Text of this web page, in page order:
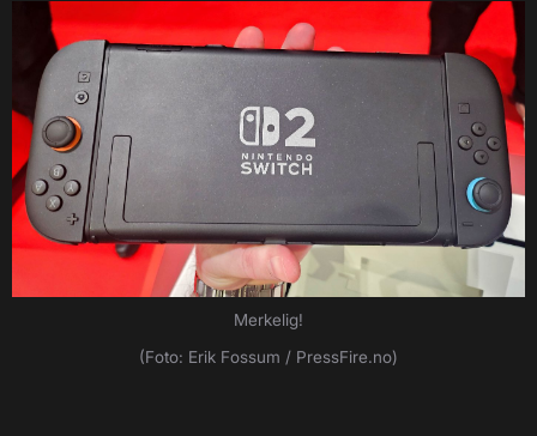
Merkelig!
(Foto: Erik Fossum / PressFire.no)